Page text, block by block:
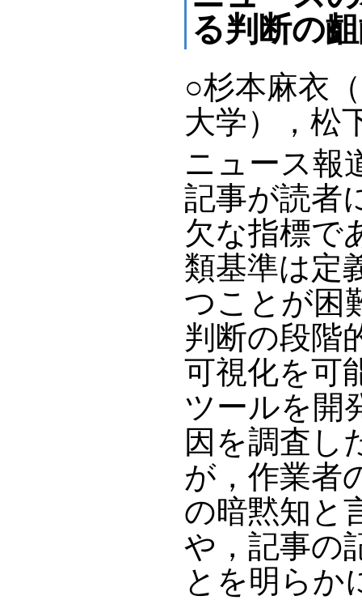
る判断の
○杉本麻衣
大学），松
ニュース報
記事が読者
欠な指標で
類基準は定
つことが困
判断の段階
可視化を可
ツールを開
因を調査し
が，作業者
の暗黙知と
や，記事の
とを明らか